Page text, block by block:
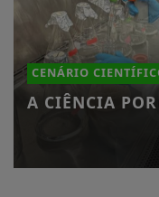
CENÁRIO
A CIÊNCIA